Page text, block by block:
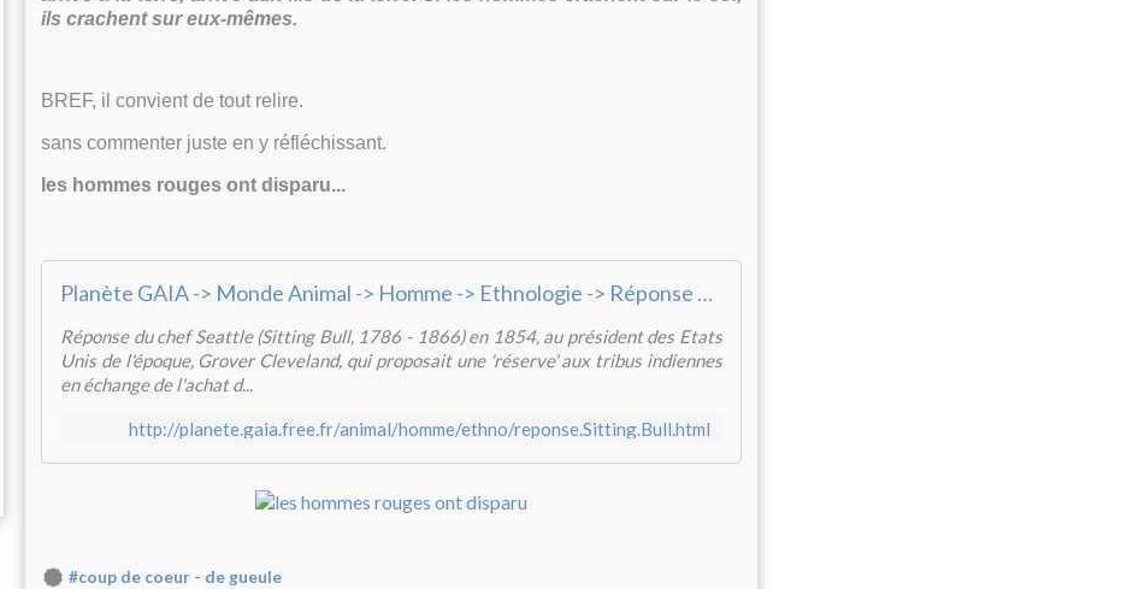
ils crachent sur eux-mêmes.
BREF, il convient de tout relire.
sans commenter juste en y réfléchissant.
les hommes rouges ont disparu...
Planète GAIA -> Monde Animal -> Homme -> Ethnologie -> Réponse du chef Sitting Bull <-
Réponse du chef Seattle (Sitting Bull, 1786 - 1866) en 1854, au président des Etats
Unis de l'époque, Grover Cleveland, qui proposait une 'réserve' aux tribus indiennes
en échange de l'achat d...
http://planete.gaia.free.fr/animal/homme/ethno/reponse.Sitting.Bull.html
#coup de coeur - de gueule